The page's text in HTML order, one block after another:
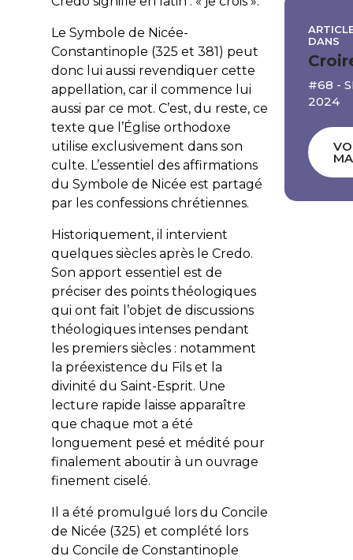
Le Symbole de Nicée-
Constantinople (325 et 381) peut
donc lui aussi revendiquer cette
appellation, car il commence lui
aussi par ce mot. C’est, du reste, ce
texte que l’Église orthodoxe
utilise exclusivement dans son
culte. L’essentiel des affirmations
du Symbole de Nicée est partagé
par les confessions chrétiennes.
Historiquement, il intervient
quelques siècles après le Credo.
Son apport essentiel est de
préciser des points théologiques
qui ont fait l’objet de discussions
théologiques intenses pendant
les premiers siècles : notamment
la préexistence du Fils et la
divinité du Saint-Esprit. Une
lecture rapide laisse apparaître
que chaque mot a été
longuement pesé et médité pour
finalement aboutir à un ouvrage
finement ciselé.
Il a été promulgué lors du Concile
de Nicée (325) et complété lors
du Concile de Constantinople
DANS
#68 -
2024